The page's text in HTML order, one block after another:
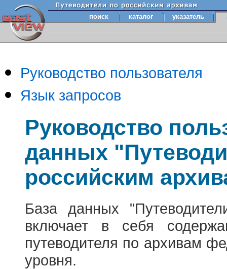
поиск каталог указатель
Руководство пользователя
Язык запросов
Руководство
данных
российским
База данных
включает в себя
путеводителя по архивам
уровня.